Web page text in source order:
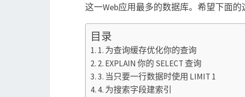
这一Web应用最多的数据库。希望下面的
目录
1. 为查询缓存优化你的查询
2. EXPLAIN 你的 SELECT 查询
3. 当只要一行数据时使用 LIMIT 1
4. 为搜索字段建索引